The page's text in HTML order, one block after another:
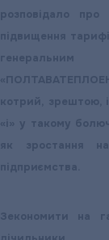
розповідало про
підвищення
котрий, зрештою,
«і» у такому
як зростання
підприємства.
Зекономити на